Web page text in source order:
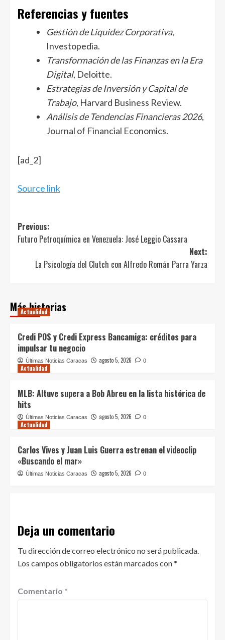
Referencias y fuentes
Gestión de Liquidez Corporativa,
Investopedia.
Transformación de las Finanzas en la Era
Digital, Deloitte.
Estrategias de Inversión y Capital de
Trabajo, Harvard Business Review.
Análisis de Tendencias Financieras 2026,
Journal of Financial Economics.
Navegación
de
entradas
[ad_2]
Source link
Post
navigation
Previous:
Futuro Petroquímica en Venezuela: José Leggio Cassara
Next:
La Psicología del Clutch con Alfredo Román Parra Yarza
Más historias
Actualidad
Credi POS y Credi Express Bancamiga: créditos para
impulsar tu negocio
Últimas Noticias Caracas agosto 5, 2026 0
Actualidad
MLB: Altuve supera a Bob Abreu en la lista histórica de
hits
Últimas Noticias Caracas agosto 5, 2026 0
Actualidad
Carlos Vives y Juan Luis Guerra estrenan el videoclip
«Buscando el mar»
Últimas Noticias Caracas agosto 5, 2026 0
Deja un comentario
Tu dirección de correo electrónico no será publicada.
Los campos obligatorios están marcados con*
Comentario *